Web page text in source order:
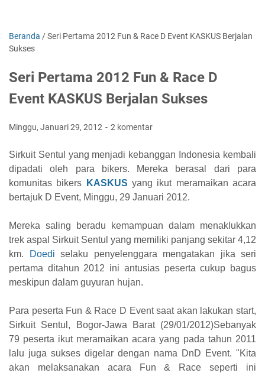
Beranda /Seri Pertama 2012 Fun & Race D Event KASKUS Berjalan
Sukses
Seri Pertama 2012 Fun & Race D
Event KASKUS Berjalan Sukses
Minggu, Januari 29, 2012 2 komentar
Sirkuit Sentul yang menjadi kebanggan Indonesia kembali
dipadati oleh para bikers. Mereka berasal dari para
komunitas bikers
KASKUS yang ikut meramaikan acara
bertajuk D Event, Minggu, 29 Januari 2012.
Mereka saling beradu kemampuan dalam menaklukkan
trek aspal Sirkuit Sentul yang memiliki panjang sekitar 4,12
km.
Doedi selaku penyelenggara mengatakan jika seri
pertama ditahun 2012 ini antusias peserta cukup bagus
meskipun dalam guyuran hujan.
Para peserta Fun & Race D Event saat akan lakukan start,
Sirkuit Sentul, Bogor-Jawa Barat (29/01/2012)Sebanyak
79 peserta ikut meramaikan acara yang pada tahun 2011
lalu juga sukses digelar dengan nama DnD Event. "Kita
akan melaksanakan acara Fun & Race seperti ini